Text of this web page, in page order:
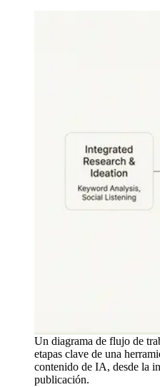
Un diagrama de flujo de
etapas clave de una
contenido de IA, desde la
publicación.